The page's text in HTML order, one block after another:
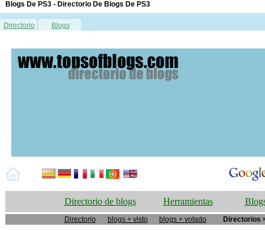
Blogs De PS3 - Directorio De Blogs De PS3
Directorio Blogs
Directorio de blogs Herramientas
Directorio blogs + visto blogs + votado
Directorios